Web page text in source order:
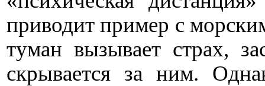
приводит пример с
туман вызывает страх,
скрывается за ним.